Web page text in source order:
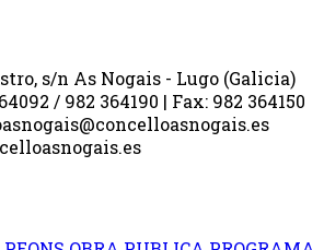
s/n As Nogais - Lugo (Galicia)
/ 982 364190 | Fax: 982 364150